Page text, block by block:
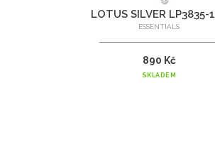
LOTUS SILVER LP3835-
ESSENTIALS
890 Kč
SKLADEM